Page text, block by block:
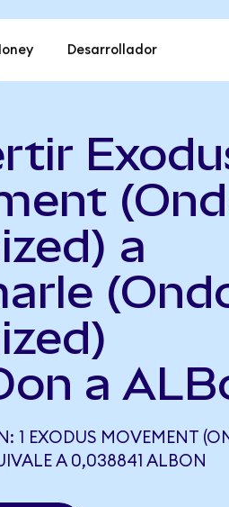
Desarrollador
a
a
1 EXODUS MOVEMENT
A 0,038841 ALBON